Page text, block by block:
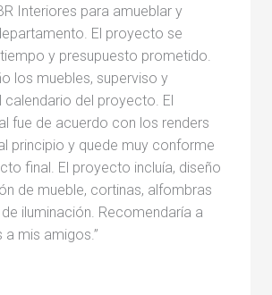
Interiores para amueblar y
El proyecto se
y presupuesto prometido.
los muebles, superviso y
calendario del proyecto. El
fue de acuerdo con los renders
principio y quede muy conforme
final. El proyecto incluía, diseño
de mueble, cortinas, alfombras
iluminación. Recomendaría a
a mis amigos.”